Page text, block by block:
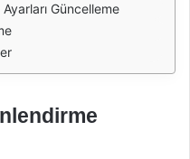
Ayarları Güncelleme